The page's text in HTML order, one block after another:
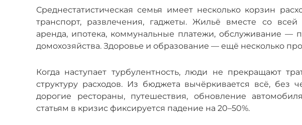
Среднестатистическая семья имеет несколько корзин
транспорт, развлечения, гаджеты. Жильё вместе со
аренда, ипотека, коммунальные платежи, обслуживание —
домохозяйства. Здоровье и образование — ещё несколько
Когда наступает турбулентность, люди не прекращают
структуру расходов. Из бюджета вычёркивается всё, без
дорогие рестораны, путешествия, обновление
статьям в кризис фиксируется падение на 20–50%.